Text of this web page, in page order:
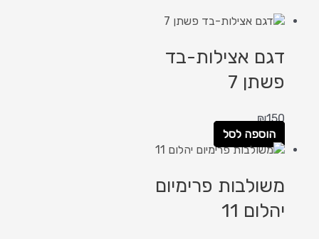
דגם אצילות-בד
פשתן 7
₪150
הוספה לסל
משולבות פרימיום
יהלום 11